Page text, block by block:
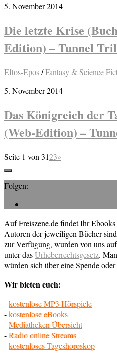
5. November 2014
Die letzte Krise
Edition) – Tunnel
Eftos-Epos/Fantasy & Science
5. November 2014
Das Königreich der
(Web-Edition) –
Seite 1 von 3123»
Folgen:
Auf Freiszene.de findet Ihr
Autoren der jeweiligen Bücher
zur Verfügung, wurden von uns
unter dasUrheberrechtsgesetz.
würden sich über eine Spende
Wir bieten euch:
-kostenlose MP3 Hörspiele
-kostenlose eBooks
-Mediatheken Übersicht
-Radio online Streams
-kostenloses Tageshoroskop